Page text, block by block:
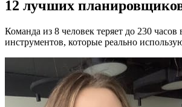
12 лучших
Команда из 8 человек теряет до 230
инструментов, которые реально